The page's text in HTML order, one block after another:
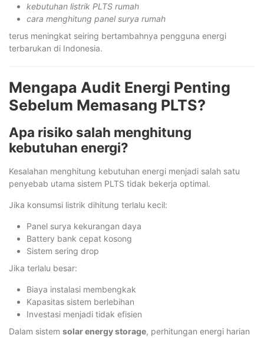
kebutuhan listrik PLTS rumah
cara menghitung panel surya rumah
terus meningkat seiring bertambahnya pengguna energi
terbarukan di Indonesia.
Mengapa Audit Energi Penting
Sebelum Memasang PLTS?
Apa risiko salah menghitung
kebutuhan energi?
Kesalahan menghitung kebutuhan energi menjadi salah satu
penyebab utama sistem PLTS tidak bekerja optimal.
Jika konsumsi listrik dihitung terlalu kecil:
Panel surya kekurangan daya
Battery bank cepat kosong
Sistem sering drop
Jika terlalu besar:
Biaya instalasi membengkak
Kapasitas sistem berlebihan
Investasi menjadi tidak efisien
Dalam sistem solar energy storage, perhitungan energi harian